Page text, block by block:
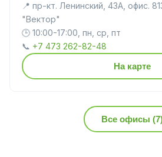
📍 пр-кт. Ленинский, 43А, офис.
"Вектор"
🕒 10:00-17:00, пн, ср, пт
📞 +7 473 262-82-48
На карте
Все офисы